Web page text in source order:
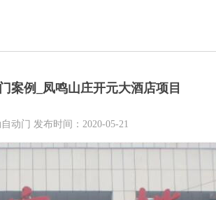
案例_凤鸣山庄开元大酒店项目
动门 发布时间：2020-05-21